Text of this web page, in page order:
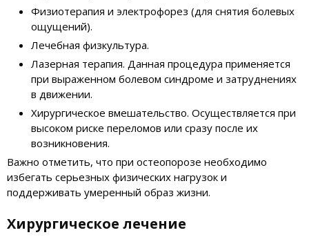
Физиотерапия и электрофорез (для снятия болевых
ощущений).
Лечебная физкультура.
Лазерная терапия. Данная процедура применяется
при выраженном болевом синдроме и затруднениях
в движении.
Хирургическое вмешательство. Осуществляется при
высоком риске переломов или сразу после их
возникновения.
Важно отметить, что при остеопорозе необходимо
избегать серьезных физических нагрузок и
поддерживать умеренный образ жизни.
Хирургическое лечение